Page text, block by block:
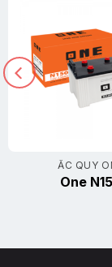
ẮC QUY
One